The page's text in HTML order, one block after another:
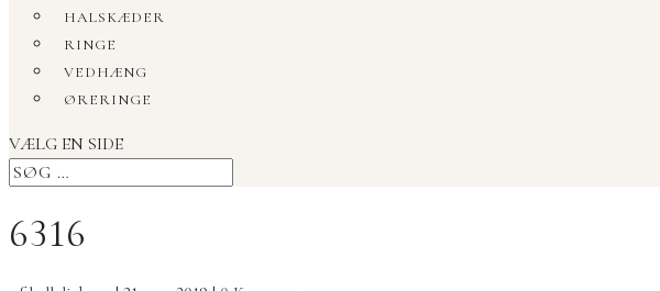
HALSKÆDER
RINGE
VEDHÆNG
ØRERINGE
VÆLG EN SIDE
6316